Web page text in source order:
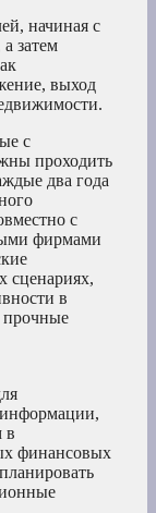
начиная с
затем
выход
с
проходить
два года
с
фирмами
сценариях,
в
прочные
информации,
в
финансовых